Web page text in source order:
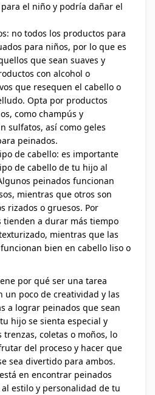
el niño y podría dañar el
no todos los productos para
para niños, por lo que es
que sean suaves y
con alcohol o
que resequen el cabello o
Opta por productos
como champús y
sulfatos, así como geles
peinados.
de cabello: es importante
de cabello de tu hijo al
peinados funcionan
mientras que otros son
rizados o gruesos. Por
tienden a durar más tiempo
mientras que las
bien en cabello liso o
por qué ser una tarea
un poco de creatividad y las
a lograr peinados que sean
hijo se sienta especial y
trenzas, coletas o moños, lo
del proceso y hacer que
sea divertido para ambos.
en encontrar peinados
estilo y personalidad de tu